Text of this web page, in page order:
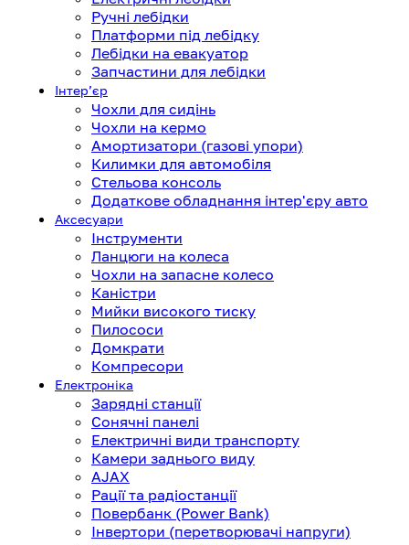
Ручні лебідки
Платформи під лебідку
Лебідки на евакуатор
Запчастини для лебідки
Інтерʼєр
Чохли для сидінь
Чохли на кермо
Амортизатори (газові упори)
Килимки для автомобіля
Стельова консоль
Додаткове обладнання інтер'єру авто
Аксесуари
Інструменти
Ланцюги на колеса
Чохли на запасне колесо
Каністри
Мийки високого тиску
Пилососи
Домкрати
Компресори
Електроніка
Зарядні станції
Сонячні панелі
Електричні види транспорту
Камери заднього виду
AJAX
Рації та радіостанції
Повербанк (Power Bank)
Інвертори (перетворювачі напруги)